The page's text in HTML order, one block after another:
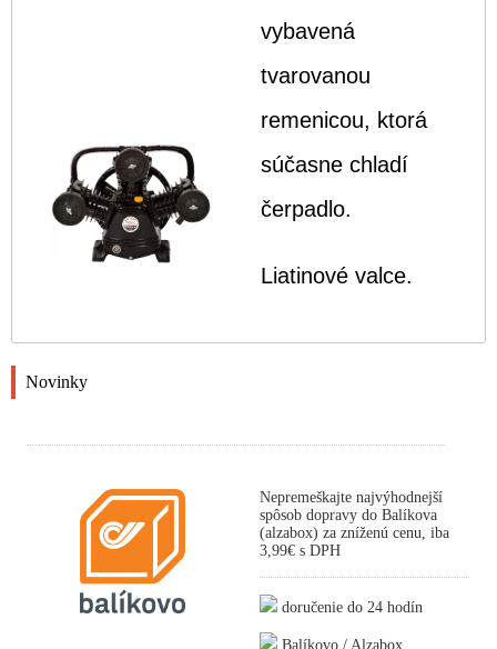
vybavená
tvarovanou
remenicou, ktorá
súčasne chladí
čerpadlo.
Liatinové valce.
Novinky
Nepremeškajte najvýhodnejší
spôsob dopravy do Balíkova
(alzabox) za zníženú cenu, iba
3,99€ s DPH
doručenie do 24 hodín
Balíkovo / Alzabox